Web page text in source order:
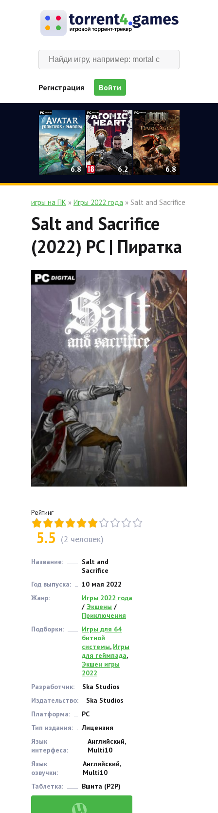
Регистрация Войти
6.8 6.2 6.8
игры на ПК » Игры 2022 года » Salt and Sacrifice
Salt and Sacrifice
(2022) PC | Пиратка
Рейтинг
5.5 (2 человек)
Название:
Salt and
Sacrifice
Год выпуска:
10 мая 2022
Жанр:
Игры 2022 года
/ Экшены /
Приключения
Подборки:
Игры для 64
битной
системы, Игры
для геймпада,
Экшен игры
2022
Разработчик:
Ska Studios
Издательство:
Ska Studios
Платформа:
PC
Тип издания:
Лицензия
Язык
интерфеса:
Английский,
Multi10
Язык
озвучки:
Английский,
Multi10
Таблетка:
Вшита (P2P)